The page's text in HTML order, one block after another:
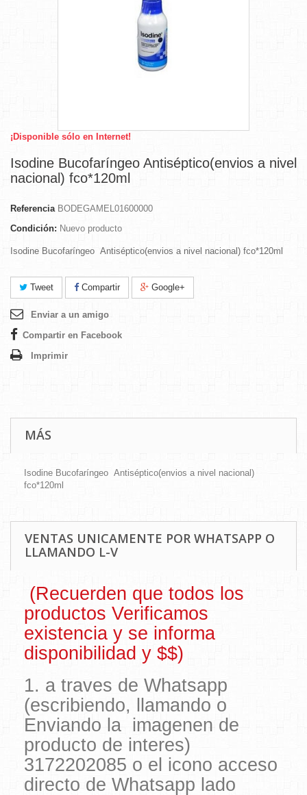
¡Disponible sólo en Internet!
Isodine Bucofaríngeo Antiséptico(envios a nivel
nacional) fco*120ml
Referencia BODEGAMEL01600000
Condición: Nuevo producto
Isodine Bucofaríngeo Antiséptico(envios a nivel nacional) fco*120ml
Tweet Compartir Google+
Enviar a un amigo
Compartir en Facebook
Imprimir
MÁS
Isodine Bucofaríngeo Antiséptico(envios a nivel nacional)
fco*120ml
VENTAS UNICAMENTE POR WHATSAPP O
LLAMANDO L-V
(Recuerden que todos los
productos Verificamos
existencia y se informa
disponibilidad y $$)
1. a traves de Whatsapp
(escribiendo, llamando o
Enviando la imagenen de
producto de interes)
3172202085 o el icono acceso
directo de Whatsapp lado